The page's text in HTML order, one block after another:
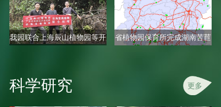
我园联合上海辰山植物园等开
省植物园保育所完成湖南苦苣
科学研究 更多